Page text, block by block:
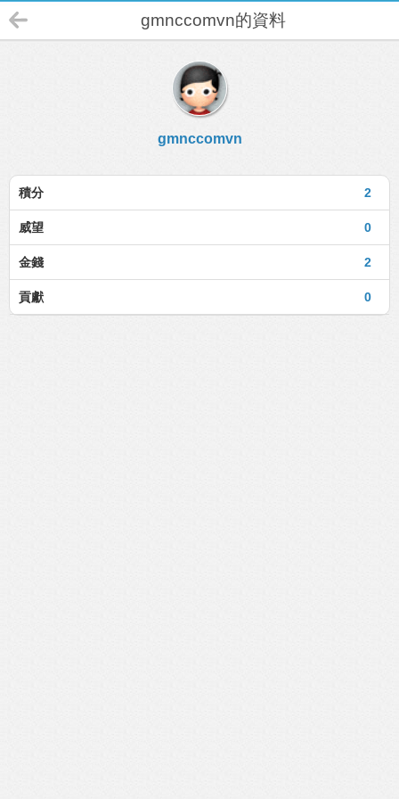
gmnccomvn的資料
gmnccomvn
2
積分
0
威望
2
金錢
0
貢獻